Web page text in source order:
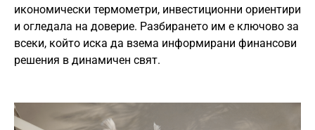
икономически термометри, инвестиционни ориентири
и огледала на доверие. Разбирането им е ключово за
всеки, който иска да взема информирани финансови
решения в динамичен свят.